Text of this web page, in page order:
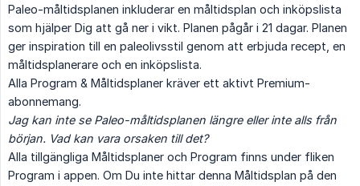
Paleo-måltidsplanen inkluderar en måltidsplan och inköpslista
som hjälper Dig att gå ner i vikt. Planen pågår i 21 dagar. Planen
ger inspiration till en paleolivsstil genom att erbjuda recept, en
måltidsplanerare och en inköpslista.
Alla Program & Måltidsplaner kräver ett aktivt Premium-
abonnemang.
Jag kan inte se Paleo-måltidsplanen längre eller inte alls från
början. Vad kan vara orsaken till det?
Alla tillgängliga Måltidsplaner och Program finns under fliken
Program i appen. Om Du inte hittar denna Måltidsplan på den